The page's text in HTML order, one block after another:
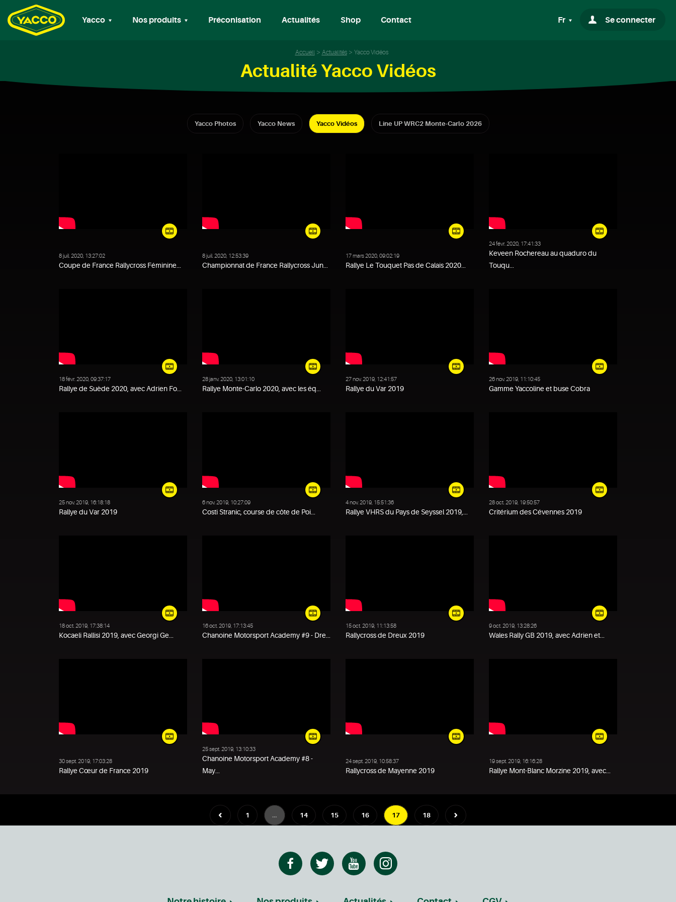
Fr Se connecter
Yacco Nos produits Préconisation Actualités Shop Contact
Accueil Actualités Yacco Vidéos
Actualité Yacco Vidéos
Yacco Photos Yacco News Yacco Vidéos Line UP WRC2 Monte-Carlo 2026
8 juil. 2020, 13:27:02
Coupe de France Rallycross Féminine...
8 juil. 2020, 12:53:39
Championnat de France Rallycross Jun...
17 mars 2020, 09:02:19
Rallye Le Touquet Pas de Calais 2020...
24 févr. 2020, 17:41:33
Keveen Rochereau au quaduro du
Touqu...
18 févr. 2020, 09:37:17
Rallye de Suède 2020, avec Adrien Fo...
28 janv. 2020, 13:01:10
Rallye Monte-Carlo 2020, avec les éq...
27 nov. 2019, 12:41:57
Rallye du Var 2019
26 nov. 2019, 11:10:45
Gamme Yaccoline et buse Cobra
25 nov. 2019, 16:18:18
Rallye du Var 2019
6 nov. 2019, 10:27:09
Costi Stranic, course de côte de Poi...
4 nov. 2019, 15:51:36
Rallye VHRS du Pays de Seyssel 2019,...
28 oct. 2019, 19:50:57
Critérium des Cévennes 2019
18 oct. 2019, 17:38:14
Kocaeli Rallisi 2019, avec Georgi Ge...
16 oct. 2019, 17:13:45
Chanoine Motorsport Academy #9 - Dre...
15 oct. 2019, 11:13:58
Rallycross de Dreux 2019
9 oct. 2019, 13:28:26
Wales Rally GB 2019, avec Adrien et...
30 sept. 2019, 17:03:28
Rallye Cœur de France 2019
25 sept. 2019, 13:10:33
Chanoine Motorsport Academy #8 -
May...
24 sept. 2019, 10:58:37
Rallycross de Mayenne 2019
19 sept. 2019, 16:16:28
Rallye Mont-Blanc Morzine 2019, avec...
1 … 14 15 16 17 18